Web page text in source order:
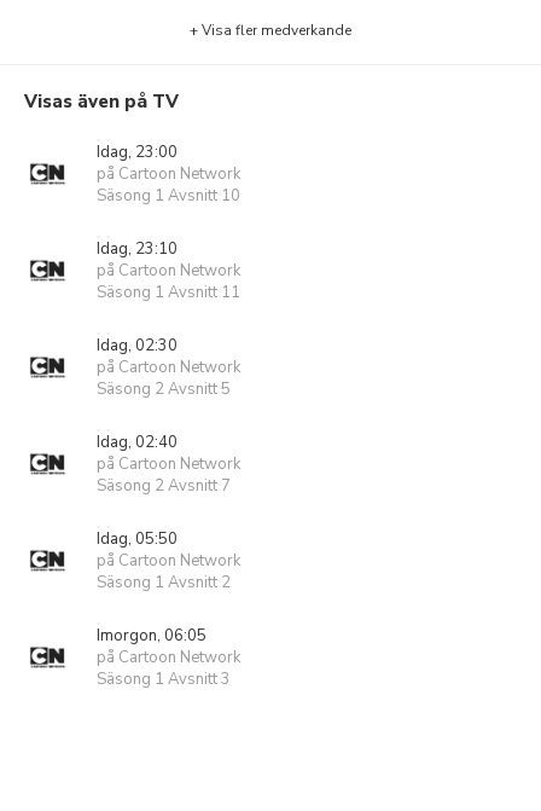
+ Visa fler medverkande
Visas även på TV
Idag, 23:00
på Cartoon Network
Säsong 1 Avsnitt 10
Idag, 23:10
på Cartoon Network
Säsong 1 Avsnitt 11
Idag, 02:30
på Cartoon Network
Säsong 2 Avsnitt 5
Idag, 02:40
på Cartoon Network
Säsong 2 Avsnitt 7
Idag, 05:50
på Cartoon Network
Säsong 1 Avsnitt 2
Imorgon, 06:05
på Cartoon Network
Säsong 1 Avsnitt 3